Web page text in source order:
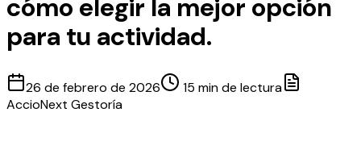
cómo elegir la mejor opción
para tu actividad.
26 de febrero de 2026
15 min de lectura
AccioNext Gestoría